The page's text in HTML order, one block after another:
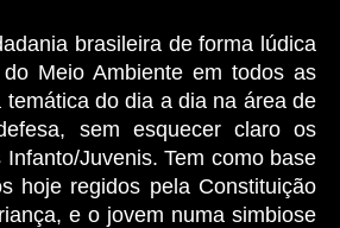
brasileira de forma lúdica
Meio Ambiente em todos as
do dia a dia na área de
sem esquecer claro os
Juvenis. Tem como base
hoje regidos pela Constituição
e o jovem numa simbiose